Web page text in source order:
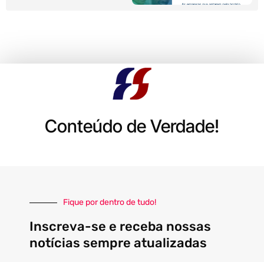
Conteúdo de Verdade!
Fique por dentro de tudo!
Inscreva-se e receba nossas
notícias sempre atualizadas